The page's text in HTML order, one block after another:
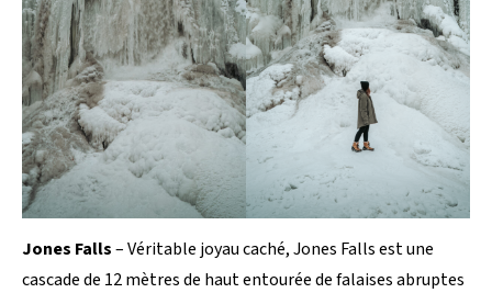
Jones Falls– Véritable joyau caché, Jones Falls est une
cascade de 12 mètres de haut entourée de falaises abruptes